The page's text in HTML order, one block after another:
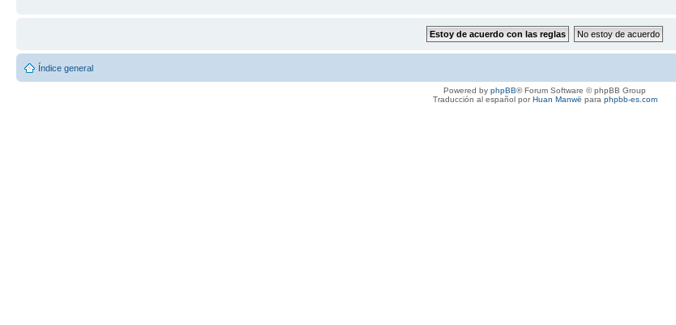
Índice general
Powered by phpBB® Forum Software © phpBB Group
Traducción al español porHuan Manwë para phpbb-es.com